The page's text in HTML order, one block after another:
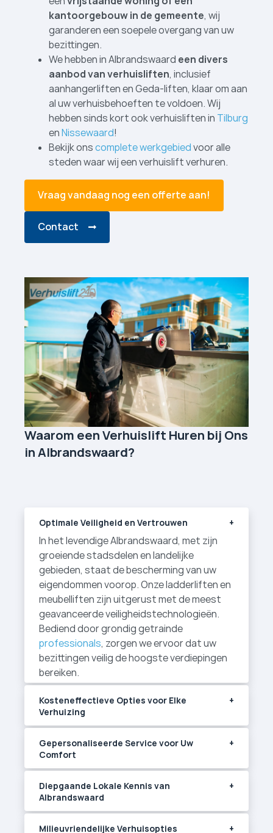
kantoorgebouw in de gemeente, wij
garanderen een soepele overgang van uw
bezittingen.
We hebben in Albrandswaard een divers
aanbod van verhuislift­en, inclusief
aanhangerliften en Geda-liften, klaar om aan
al uw verhuisbehoeften te voldoen. Wij
hebben sinds kort ook verhuislift­en in Tilburg
enNissewaard!
Bekijk onscomplete werkgebiedvoor alle
steden waar wij een verhuislift verhuren.
Vraag vandaag nog een offerte aan!
Contact
Waarom een Verhuislift Huren bij Ons
in Albrandswaard?
Optimale Veiligheid en Vertrouwen
In het levendige Albrandswaard, met zijn
groeiende stadsdelen en landelijke
gebieden, staat de bescherming van uw
eigendommen voorop. Onze ladderliften en
meubelliften zijn uitgerust met de meest
geavanceerde veiligheidstechnologieën.
Bediend door grondig getrainde
professionals, zorgen we ervoor dat uw
bezittingen veilig de hoogste verdiepingen
bereiken.
Kosteneffectieve Opties voor Elke
Verhuizing
Gepersonaliseerde Service voor Uw
Comfort
Diepgaande Lokale Kennis van
Albrandswaard
Milieuvriendelijke Verhuisopties